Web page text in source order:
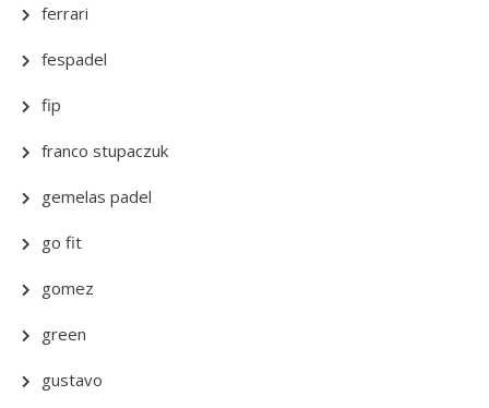
ferrari
fespadel
fip
franco stupaczuk
gemelas padel
go fit
gomez
green
gustavo